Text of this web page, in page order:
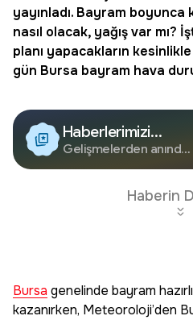
yayınladı. Bayram
nasıl olacak, yağış var mı?
planı yapacakların
gün Bursa bayram hava
Haberlerimizi
Google'da Takip
Edin
Gelişmelerden anında
Haberin
Bursa genelinde bayram
kazanırken, Meteoroloji’den